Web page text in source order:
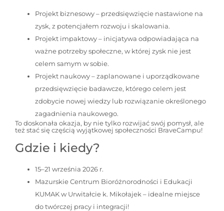
Projekt biznesowy – przedsięwzięcie nastawione na
zysk, z potencjałem rozwoju i skalowania.
Projekt impaktowy – inicjatywa odpowiadająca na
ważne potrzeby społeczne, w której zysk nie jest
celem samym w sobie.
Projekt naukowy – zaplanowane i uporządkowane
przedsięwzięcie badawcze, którego celem jest
zdobycie nowej wiedzy lub rozwiązanie określonego
zagadnienia naukowego.
To doskonała okazja, by nie tylko rozwijać swój pomysł, ale
też stać się częścią wyjątkowej społeczności BraveCampu!
Gdzie i kiedy?
15–21 września 2026 r.
Mazurskie Centrum Bioróżnorodności i Edukacji
KUMAK w Urwitałcie k. Mikołajek – idealne miejsce
do twórczej pracy i integracji!